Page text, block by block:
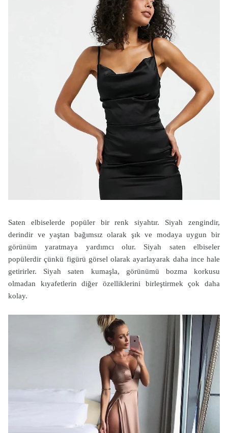
Saten elbiselerde popüler bir renk siyahtır. Siyah zengindir,
derindir ve yaştan bağımsız olarak şık ve modaya uygun bir
görünüm yaratmaya yardımcı olur. Siyah saten elbiseler
popülerdir çünkü figürü görsel olarak ayarlayarak daha ince hale
getirirler. Siyah saten kumaşla, görünümü bozma korkusu
olmadan kıyafetlerin diğer özelliklerini birleştirmek çok daha
kolay.